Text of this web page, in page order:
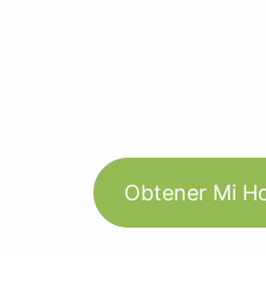
Obtener Mi